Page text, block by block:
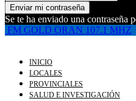
Se te ha enviado una contraseña
FM GOLD ORAN 107.1 MHZ
INICIO
LOCALES
PROVINCIALES
SALUD E INVESTIGACIÓN